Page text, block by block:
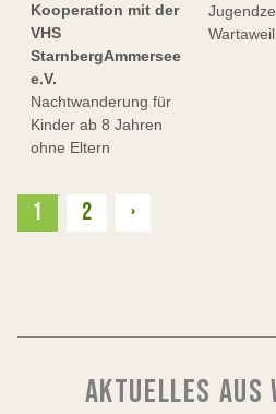
Kooperation mit der
VHS
StarnbergAmmersee
e.V.
Nachtwanderung für
Kinder ab 8 Jahren
ohne Eltern
Wartaweil
1 2 ›Weiter
AKTUELLES AUS